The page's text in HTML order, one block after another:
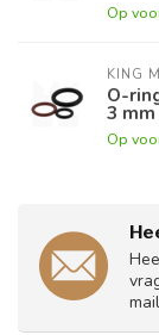
Op
KING
O-
3
Op
mail